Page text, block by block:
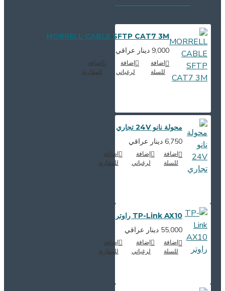
MORRELL CABLE SFTP CAT7 3M
9,000 دينار عراقي
اضافة
إضافة
لرغباتي
للمقارنة
محولة نانو 24V تجاري
6,750 دينار عراقي
اضافة
للسلة
إضافة
لرغباتي
اضافة
للمقارنة
TP-Link AX10 راوتر
55,000 دينار عراقي
اضافة
للسلة
إضافة
لرغباتي
اضافة
للمقارنة